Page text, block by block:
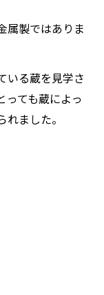
属製ではありま
いる蔵を見学さ
っても蔵によっ
ました。